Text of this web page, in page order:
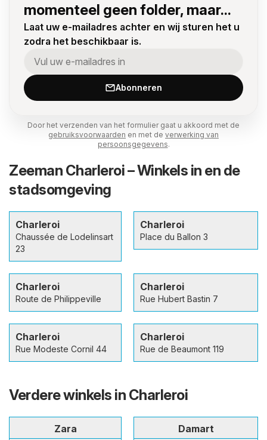
momenteel geen folder, maar...
Laat uw e-mailadres achter en wij sturen het u
zodra het beschikbaar is.
Abonneren
Door het verzenden van het formulier gaat u akkoord met de
gebruiksvoorwaarden en met de verwerking van
persoonsgegevens.
Zeeman Charleroi – Winkels in en de
stadsomgeving
Charleroi
Chaussée de Lodelinsart
23
Charleroi
Place du Ballon 3
Charleroi
Route de Philippeville
Charleroi
Rue Hubert Bastin 7
Charleroi
Rue Modeste Cornil 44
Charleroi
Rue de Beaumont 119
Verdere winkels in Charleroi
Zara
Damart